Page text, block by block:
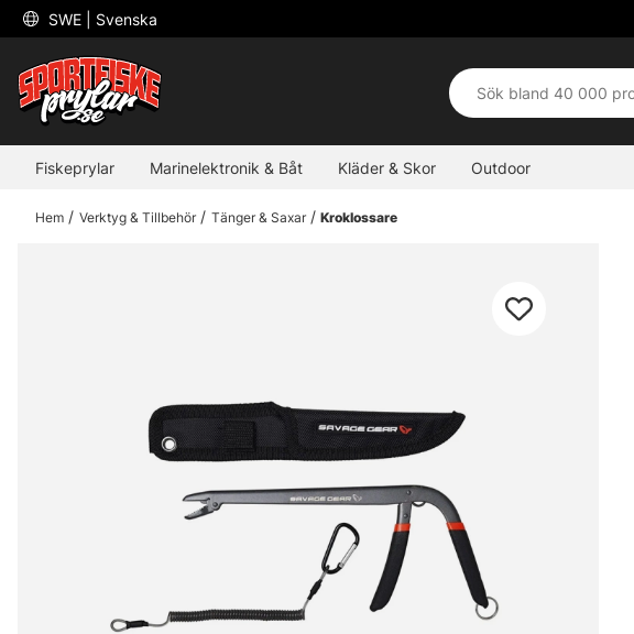
SWE | Svenska
Fiskeprylar Marinelektronik & Båt Kläder & Skor Outdoor
Hem Verktyg & Tillbehör Tänger & Saxar Kroklossare